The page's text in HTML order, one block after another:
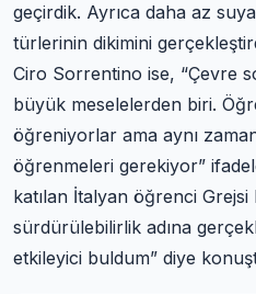
geçirdik. Ayrıca daha az
türlerinin dikimini
Ciro Sorrentino ise, “Çevre
büyük meselelerden biri.
öğreniyorlar ama aynı
öğrenmeleri gerekiyor”
katılan İtalyan öğrenci
sürdürülebilirlik adına
etkileyici buldum” diye